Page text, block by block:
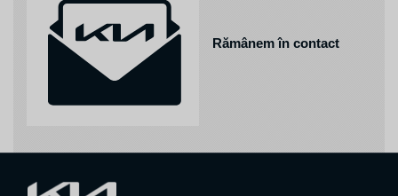
Rămânem în contact